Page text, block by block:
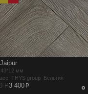
мм
THYS group Бельгия
Р3 400p